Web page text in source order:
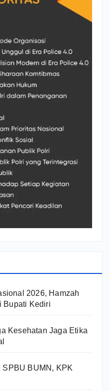
2026, Hamzah
Bupati Kediri
Kesehatan Jaga Etika
BUMN, KPK